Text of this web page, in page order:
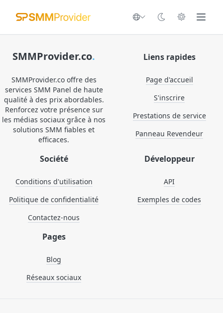
SMMProvider.co.
SMMProvider.co offre des
services SMM Panel de haute
qualité à des prix abordables.
Renforcez votre présence sur
les médias sociaux grâce à nos
solutions SMM fiables et
efficaces.
Liens rapides
Page d'accueil
S'inscrire
Prestations de service
Panneau Revendeur
Société
Conditions d'utilisation
Politique de confidentialité
Contactez-nous
Développeur
API
Exemples de codes
Pages
Blog
Réseaux sociaux